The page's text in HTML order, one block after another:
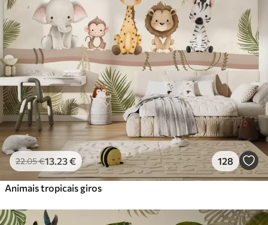
Premium
56.6734.00€/m²
Vinil Premium
65.0039.00€/m²
Peel and Stick
81.6749.00€/m²
22.05€13.23€ 128
Animais tropicais giros